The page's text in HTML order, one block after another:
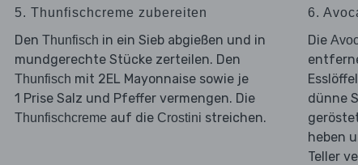
5. Thunfischcreme zubereiten
Den Thunfisch in ein Sieb abgießen und in
mundgerechte Stücke zerteilen. Den
Thunfisch mit 2EL Mayonnaise sowie je
1 Prise Salz und Pfeffer vermengen. Die
Thunfischcreme auf die Crostini streichen.
6.
Die
dünne
heben
Teller